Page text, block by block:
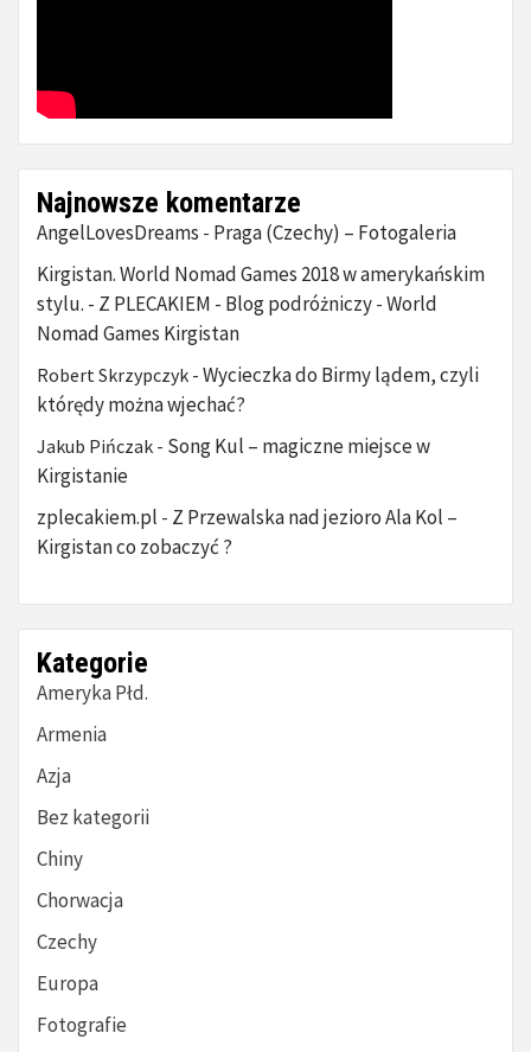
Najnowsze komentarze
AngelLovesDreams - Praga (Czechy) – Fotogaleria
Kirgistan. World Nomad Games 2018 w amerykańskim
stylu. - Z PLECAKIEM - Blog podróżniczy - World
Nomad Games Kirgistan
Robert Skrzypczyk - Wycieczka do Birmy lądem, czyli
którędy można wjechać?
Jakub Pińczak - Song Kul – magiczne miejsce w
Kirgistanie
zplecakiem.pl - Z Przewalska nad jezioro Ala Kol –
Kirgistan co zobaczyć ?
Kategorie
Ameryka Płd.
Armenia
Azja
Bez kategorii
Chiny
Chorwacja
Czechy
Europa
Fotografie